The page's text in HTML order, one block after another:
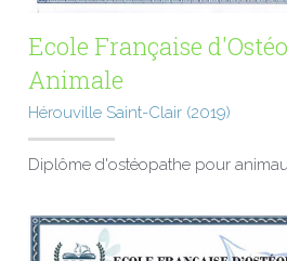
Ecole Française
Animale
Hérouville Saint-Clair (2019)
Diplôme d'ostéopathe pour